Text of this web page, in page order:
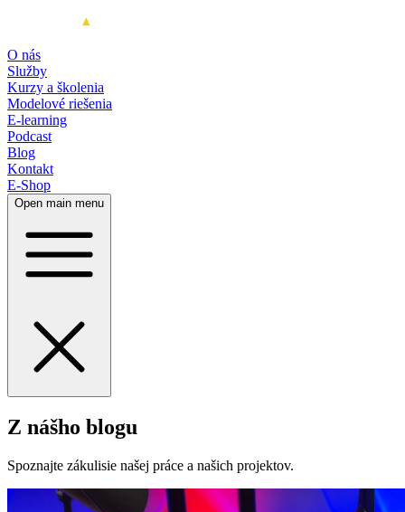
O nás
Služby
Kurzy a školenia
Modelové riešenia
E-learning
Podcast
Blog
Kontakt
E-Shop
Open main menu
Z nášho blogu
Spoznajte zákulisie našej práce a našich projektov.